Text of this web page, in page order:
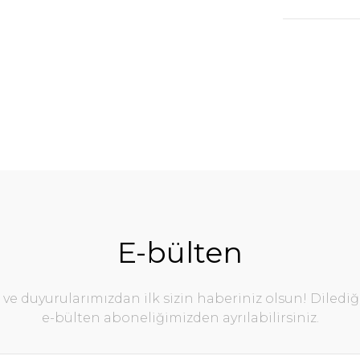
E-bülten
ve duyurularımızdan ilk sizin haberiniz olsun!
e-bülten aboneliğimizden ayrılabilirsiniz.